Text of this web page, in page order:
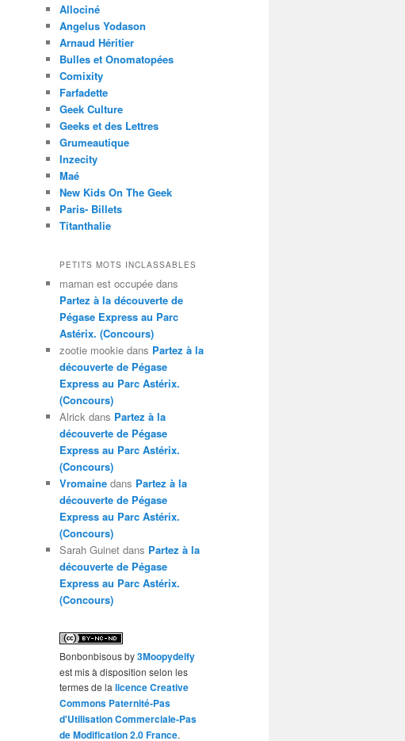
Allociné
Angelus Yodason
Arnaud Héritier
Bulles et Onomatopées
Comixity
Farfadette
Geek Culture
Geeks et des Lettres
Grumeautique
Inzecity
Maé
New Kids On The Geek
Paris- Billets
Titanthalie
PETITS MOTS INCLASSABLES
maman est occupée dans
Partez à la découverte de
Pégase Express au Parc
Astérix. (Concours)
zootie mookie dans Partez à la
découverte de Pégase
Express au Parc Astérix.
(Concours)
Alrick dans Partez à la
découverte de Pégase
Express au Parc Astérix.
(Concours)
Vromaine dans Partez à la
découverte de Pégase
Express au Parc Astérix.
(Concours)
Sarah Guinet dans Partez à la
découverte de Pégase
Express au Parc Astérix.
(Concours)
Bonbonbisousby3Moopydelfy
est mis à disposition selon les
termes de la licence Creative
Commons Paternité-Pas
d'Utilisation Commerciale-Pas
de Modification 2.0 France.